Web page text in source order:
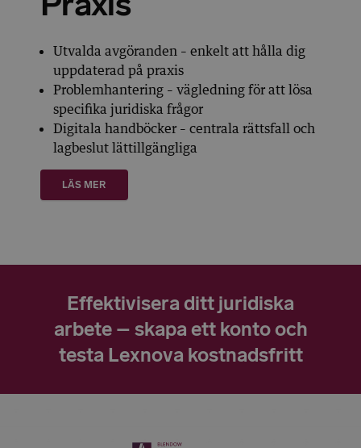
Utvalda avgöranden – enkelt att hålla dig
uppdaterad på praxis
Problemhantering – vägledning för att lösa
specifika juridiska frågor
Digitala handböcker – centrala rättsfall och
lagbeslut lättillgängliga
LÄS MER
Effektivisera ditt juridiska
arbete – skapa ett konto och
testa Lexnova kostnadsfritt